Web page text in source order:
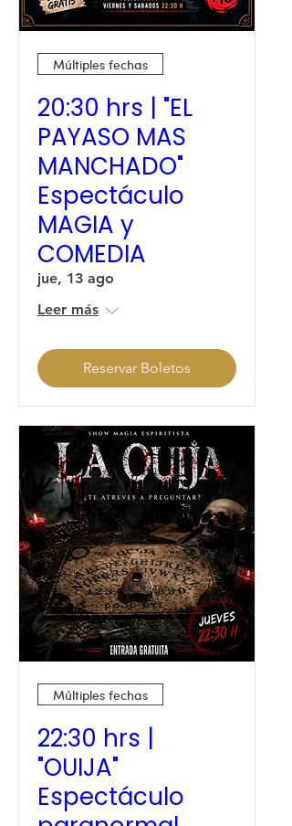
Múltiples fechas
20:30 hrs | "EL
PAYASO MAS
MANCHADO"
Espectáculo
MAGIA y
COMEDIA
jue, 13 ago
Leer más
Reservar Boletos
Múltiples fechas
22:30 hrs |
"OUIJA"
Espectáculo